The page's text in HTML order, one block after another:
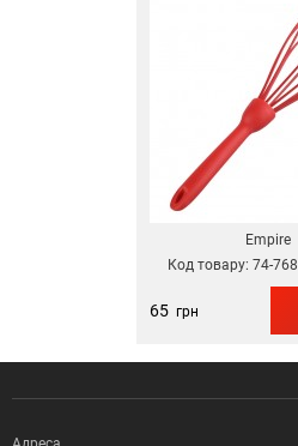
Empire
Код товару: 74-768
65грн